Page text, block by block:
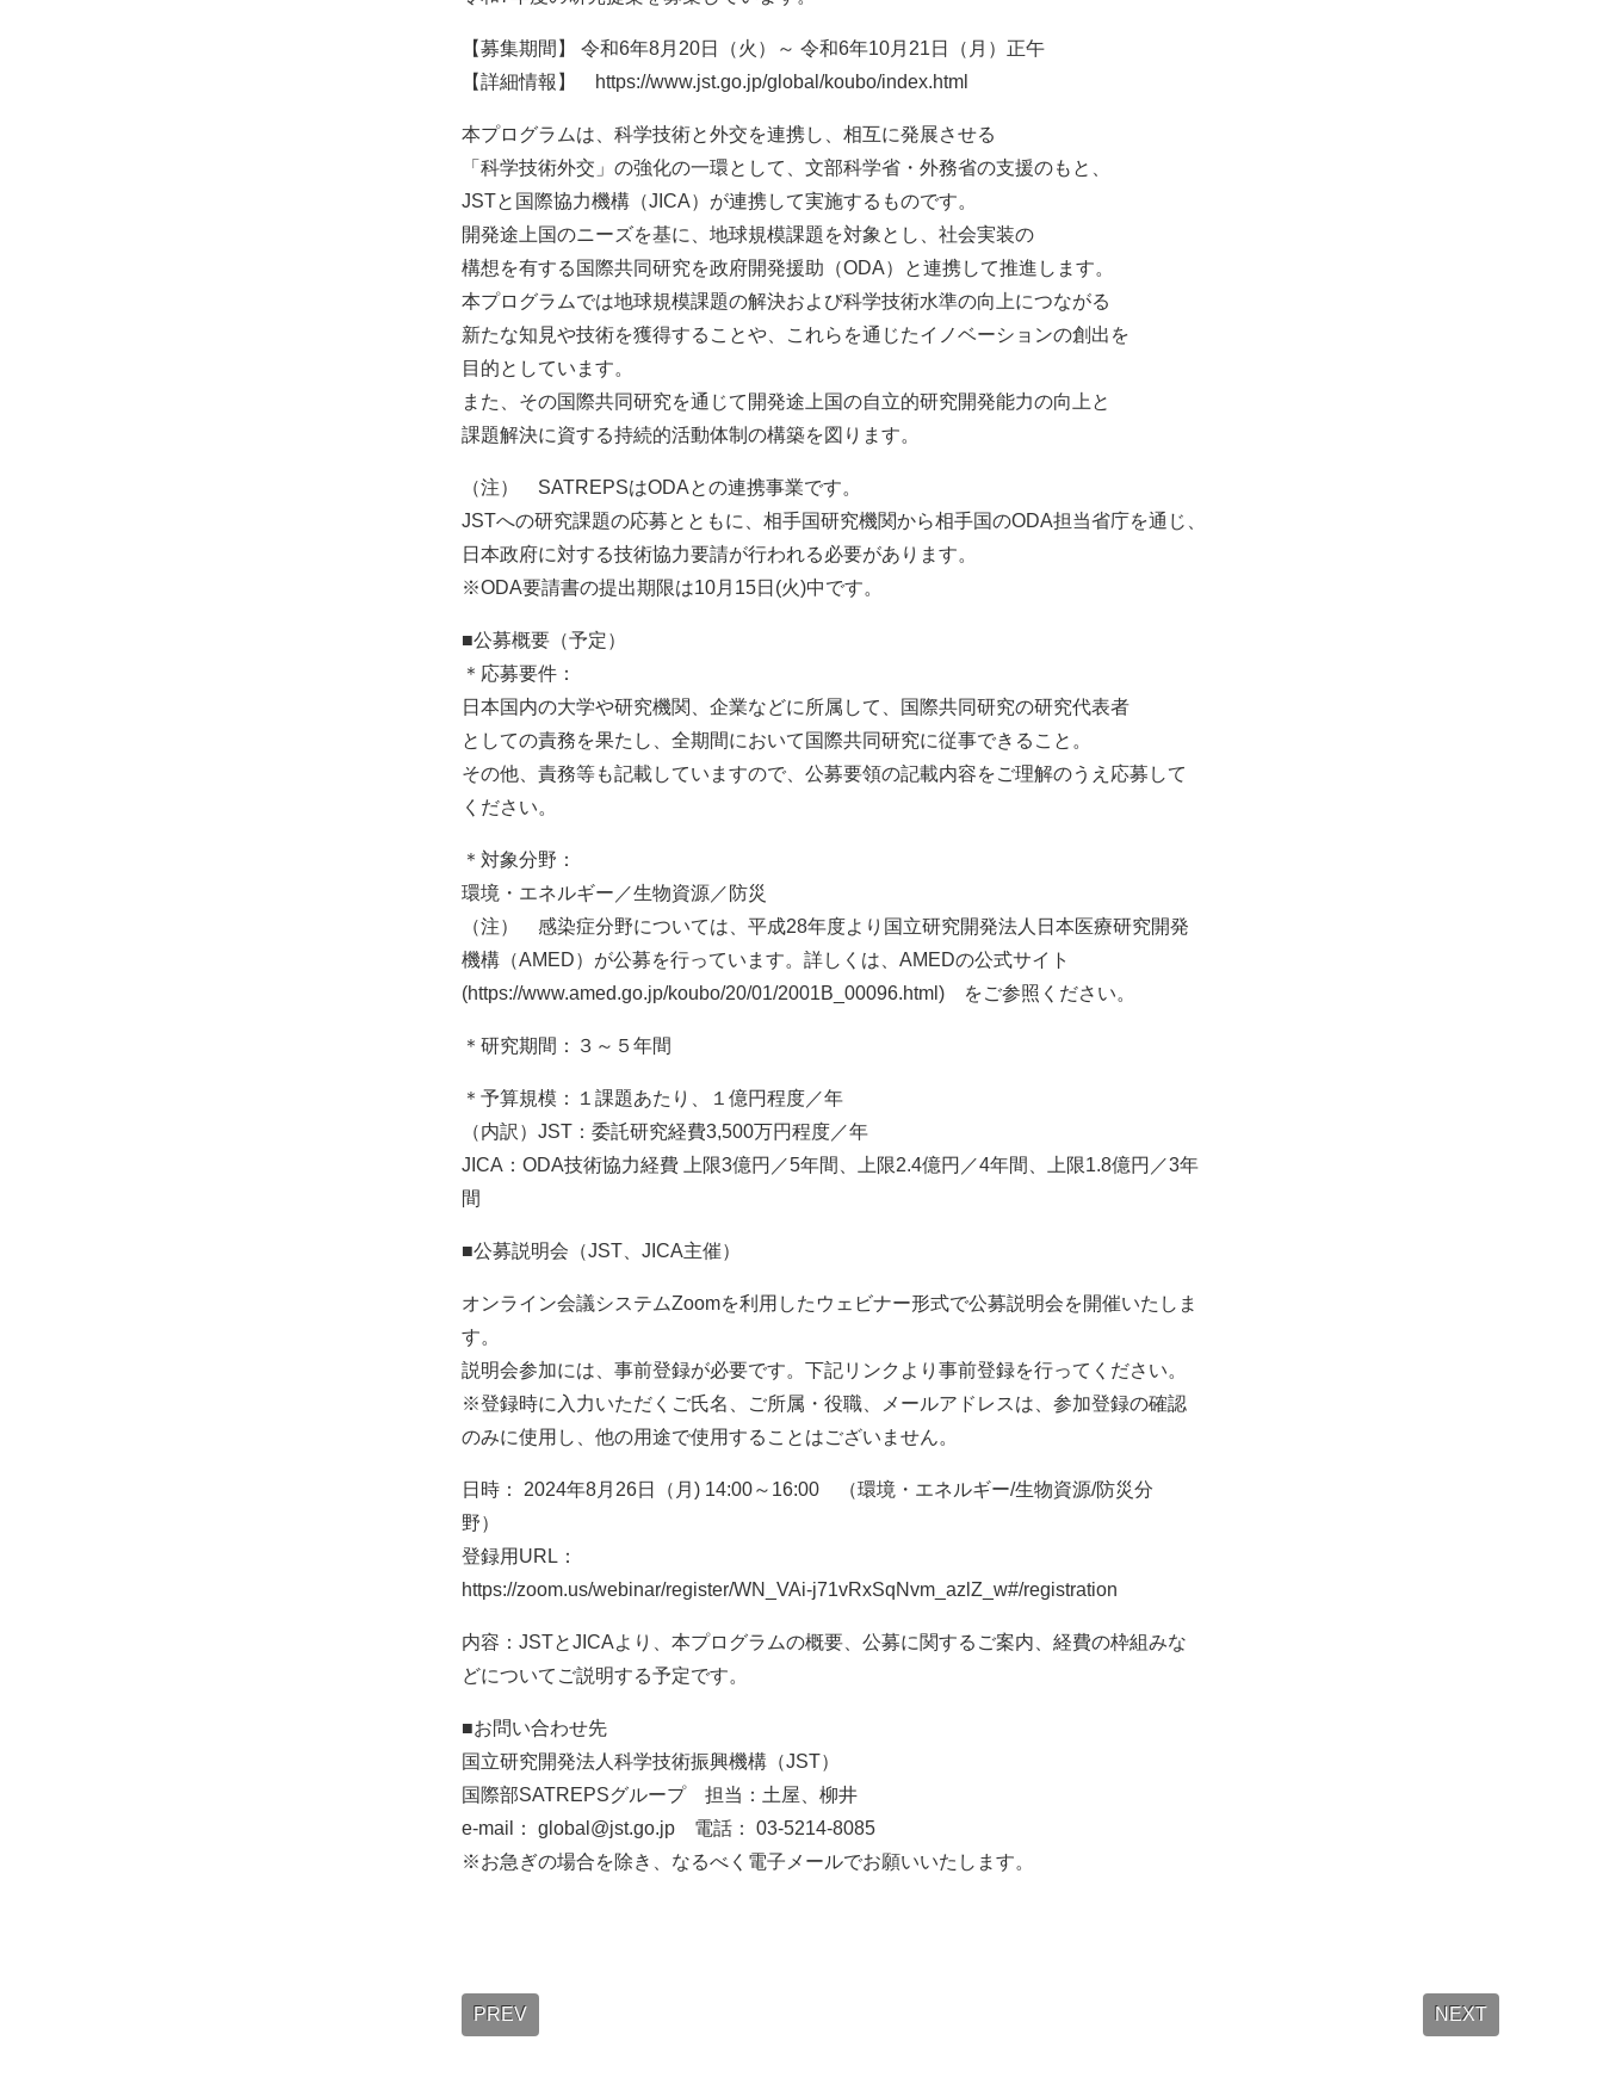
【募集期間】 令和6年8月20日（火）～ 令和6年10月21日（月）正午
【詳細情報】 https://www.jst.go.jp/global/koubo/index.html
本プログラムは、科学技術と外交を連携し、相互に発展させる
「科学技術外交」の強化の一環として、文部科学省・外務省の支援のもと、
JSTと国際協力機構（JICA）が連携して実施するものです。
開発途上国のニーズを基に、地球規模課題を対象とし、社会実装の
構想を有する国際共同研究を政府開発援助（ODA）と連携して推進します。
本プログラムでは地球規模課題の解決および科学技術水準の向上につながる
新たな知見や技術を獲得することや、これらを通じたイノベーションの創出を
目的としています。
また、その国際共同研究を通じて開発途上国の自立的研究開発能力の向上と
課題解決に資する持続的活動体制の構築を図ります。
（注） SATREPSはODAとの連携事業です。
JSTへの研究課題の応募とともに、相手国研究機関から相手国のODA担当省庁を通じ、
日本政府に対する技術協力要請が行われる必要があります。
※ODA要請書の提出期限は10月15日(火)中です。
■公募概要（予定）
＊応募要件：
日本国内の大学や研究機関、企業などに所属して、国際共同研究の研究代表者
としての責務を果たし、全期間において国際共同研究に従事できること。
その他、責務等も記載していますので、公募要領の記載内容をご理解のうえ応募して
ください。
＊対象分野：
環境・エネルギー／生物資源／防災
（注） 感染症分野については、平成28年度より国立研究開発法人日本医療研究開発
機構（AMED）が公募を行っています。詳しくは、AMEDの公式サイト
(https://www.amed.go.jp/koubo/20/01/2001B_00096.html) をご参照ください。
＊研究期間：３～５年間
＊予算規模：１課題あたり、１億円程度／年
（内訳）JST：委託研究経費3,500万円程度／年
JICA：ODA技術協力経費 上限3億円／5年間、上限2.4億円／4年間、上限1.8億円／3年
間
■公募説明会（JST、JICA主催）
オンライン会議システムZoomを利用したウェビナー形式で公募説明会を開催いたしま
す。
説明会参加には、事前登録が必要です。下記リンクより事前登録を行ってください。
※登録時に入力いただくご氏名、ご所属・役職、メールアドレスは、参加登録の確認
のみに使用し、他の用途で使用することはございません。
日時： 2024年8月26日（月) 14:00～16:00 （環境・エネルギー/生物資源/防災分
野）
登録用URL：
https://zoom.us/webinar/register/WN_VAi-j71vRxSqNvm_azlZ_w#/registration
内容：JSTとJICAより、本プログラムの概要、公募に関するご案内、経費の枠組みな
どについてご説明する予定です。
■お問い合わせ先
国立研究開発法人科学技術振興機構（JST）
国際部SATREPSグループ 担当：土屋、柳井
e-mail： global@jst.go.jp 電話： 03-5214-8085
※お急ぎの場合を除き、なるべく電子メールでお願いいたします。
PREV NEXT